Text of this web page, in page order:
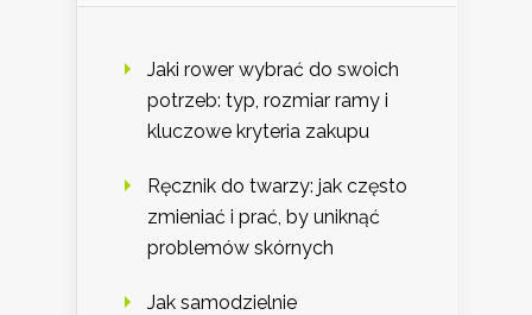
Jaki rower wybrać do swoich
potrzeb: typ, rozmiar ramy i
kluczowe kryteria zakupu
Ręcznik do twarzy: jak często
zmieniać i prać, by uniknąć
problemów skórnych
Jak samodzielnie